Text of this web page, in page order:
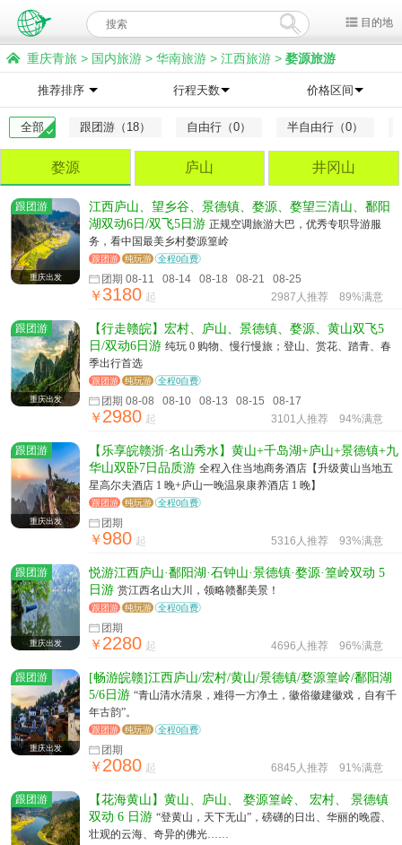
目的地
重庆青旅 > 国内旅游 > 华南旅游 > 江西旅游 > 婺源旅游
推荐排序 行程天数 价格区间
全部 跟团游（18） 自由行（0） 半自由行（0）
婺源 庐山 井冈山
跟团游
重庆出发
江西庐山、望乡谷、景德镇、婺源、婺望三清山、鄱阳
湖双动6日/双飞5日游 正规空调旅游大巴，优秀专职导游服
务，看中国最美乡村婺源篁岭
跟团游 纯玩游 全程0自费
团期 08-11 08-14 08-18 08-21 08-25
￥3180 起 2987人推荐 89%满意
跟团游
重庆出发
【行走赣皖】宏村、庐山、景德镇、婺源、黄山双飞5
日/双动6日游 纯玩 0 购物、慢行慢旅；登山、赏花、踏青、春
季出行首选
跟团游 纯玩游 全程0自费
团期 08-08 08-10 08-13 08-15 08-17
￥2980 起 3101人推荐 94%满意
跟团游
重庆出发
【乐享皖赣浙·名山秀水】黄山+千岛湖+庐山+景德镇+九
华山双卧7日品质游 全程入住当地商务酒店【升级黄山当地五
星高尔夫酒店 1 晚+庐山一晚温泉康养酒店 1 晚】
跟团游 纯玩游 全程0自费
团期
￥980 起 5316人推荐 93%满意
跟团游
重庆出发
悦游江西庐山·鄱阳湖·石钟山·景德镇·婺源·篁岭双动 5
日游 赏江西名山大川，领略赣鄱美景！
跟团游 纯玩游 全程0自费
团期
￥2280 起 4696人推荐 96%满意
跟团游
重庆出发
[畅游皖赣]江西庐山/宏村/黄山/景德镇/婺源篁岭/鄱阳湖
5/6日游 “青山清水清泉，难得一方净土，徽俗徽建徽戏，自有千
年古韵”。
跟团游 纯玩游 全程0自费
团期
￥2080 起 6845人推荐 91%满意
跟团游
【花海黄山】黄山、庐山、 婺源篁岭、 宏村、 景德镇
双动 6 日游 “登黄山，天下无山”，磅礴的日出、华丽的晚霞、
壮观的云海、奇异的佛光……